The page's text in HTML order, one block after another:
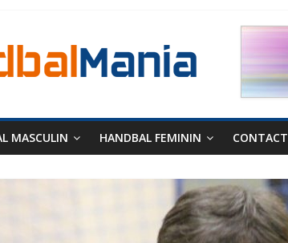
MASCULIN HANDBAL FEMININ CONTACT